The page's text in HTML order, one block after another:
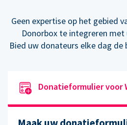
Geen expertise op het gebied
Donorbox te integreren met
Bied uw donateurs elke dag
Donatieformulier voor